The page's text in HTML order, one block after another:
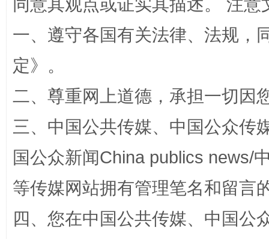
阿坝州三大球赛在茂县开幕 规模
同意其观点或证实其描述。 注
一、遵守各国有关法律、法规，
定》。
二、尊重网上道德，承担一切因
三、中国公共传媒、中国公众传
国公众新闻China publics news/
等传媒网站拥有管理笔名和留言
四、您在中国公共传媒、中国公